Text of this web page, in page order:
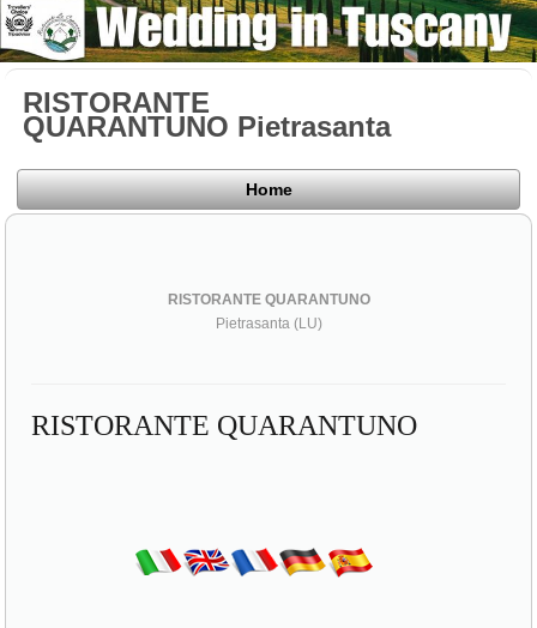
RISTORANTE
QUARANTUNO Pietrasanta
Home
RISTORANTE QUARANTUNO
Pietrasanta (LU)
RISTORANTE QUARANTUNO